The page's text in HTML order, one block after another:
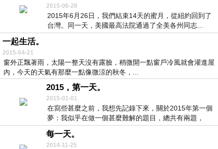
2015-06-28
2015年6月26日，我們結束14天的蜜月，從紐約回到了
台灣。同一天，美國最高法院通過了全美各州同志...
一起生活。
2015-04-21
窗外正飄著雨，太陽一整天沒有露臉，稍微開一點窗戶冷風就會灌進屋
內，今天的天氣有那麼一點像微涼的秋冬，...
2015，第一天。
2015-01-01
在寫些甚麼之前，我想先記錄下來，關於2015年第一個
夢：我似乎在做一個甚麼難解的題目，總共有兩題，
兩...
每一天。
2014-11-25